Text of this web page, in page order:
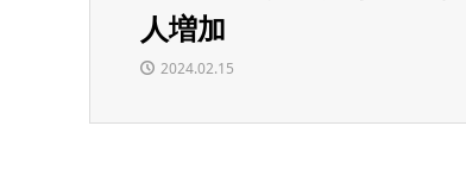
人増加
2024.02.15